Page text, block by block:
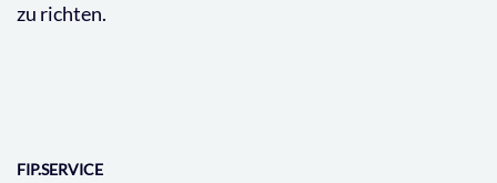
zu richten.
FIP.SERVICE